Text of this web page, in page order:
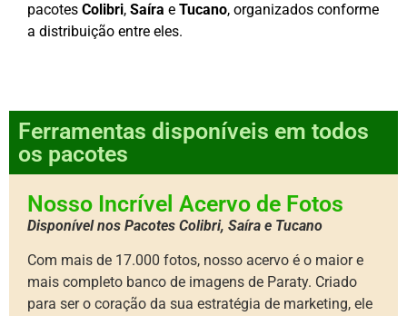
pacotes Colibri, Saíra e Tucano, organizados conforme
a distribuição entre eles.
Ferramentas disponíveis em todos
os pacotes
Nosso Incrível Acervo de Fotos
Disponível nos Pacotes Colibri, Saíra e Tucano
Com mais de 17.000 fotos, nosso acervo é o maior e
mais completo banco de imagens de Paraty. Criado
para ser o coração da sua estratégia de marketing, ele